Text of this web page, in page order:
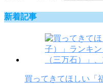
新着記事
買ってきてほしい「